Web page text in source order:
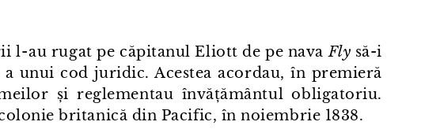
l⁠-⁠au rugat pe căpitanul Eliott de pe navaFly să-i
unui cod juridic. Acestea acordau, în premieră
și reglementau învățământul obligatoriu.
britanică din Pacific, în noiembrie 1838.